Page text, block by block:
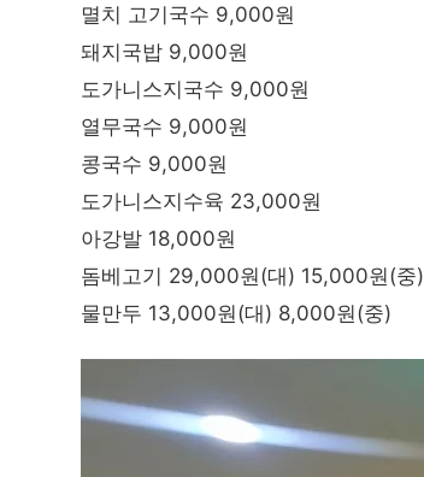
멸치 고기국수 9,000원
돼지국밥 9,000원
도가니스지국수 9,000원
열무국수 9,000원
콩국수 9,000원
도가니스지수육 23,000원
아강발 18,000원
돔베고기 29,000원(대) 15,000원(중)
물만두 13,000원(대) 8,000원(중)